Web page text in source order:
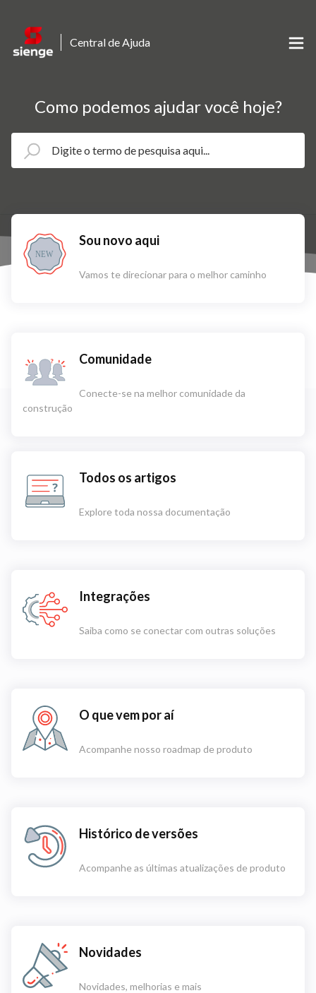
Central de Ajuda
Como podemos ajudar você hoje?
NEW
Sou novo aqui
Vamos te direcionar para o melhor caminho
Comunidade
Conecte-se na melhor comunidade da
construção
Todos os artigos
Explore toda nossa documentação
Integrações
Saiba como se conectar com outras soluções
O que vem por aí
Acompanhe nosso roadmap de produto
Histórico de versões
Acompanhe as últimas atualizações de produto
Novidades
Novidades, melhorias e mais